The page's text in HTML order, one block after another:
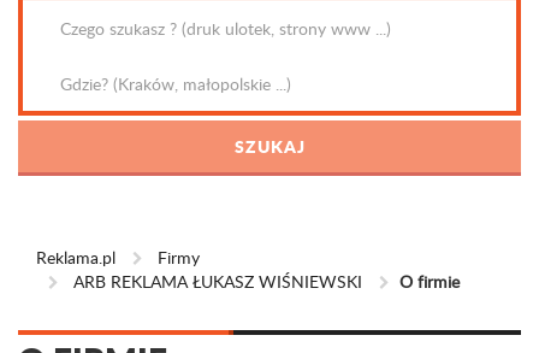
Reklama.pl
Firmy
ARB REKLAMA ŁUKASZ WIŚNIEWSKI
O firmie